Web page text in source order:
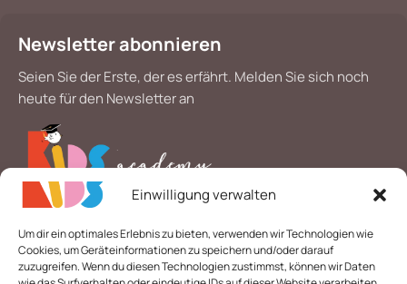
Einwilligung verwalten
Um dir ein optimales Erlebnis zu bieten, verwenden wir Technologien wie
Cookies, um Geräteinformationen zu speichern und/oder darauf
zuzugreifen. Wenn du diesen Technologien zustimmst, können wir Daten
Newsletter abonnieren
Seien Sie der Erste, der es erfährt. Melden Sie sich noch
heute für den Newsletter an
E-Mail*